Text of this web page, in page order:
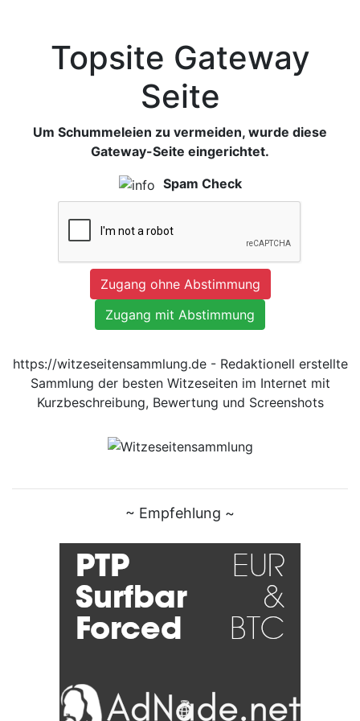
Topsite Gateway
Seite
Um Schummeleien zu vermeiden, wurde diese
Gateway-Seite eingerichtet.
Spam Check
Zugang ohne Abstimmung
Zugang mit Abstimmung
https://witzeseitensammlung.de - Redaktionell erstellte
Sammlung der besten Witzeseiten im Internet mit
Kurzbeschreibung, Bewertung und Screenshots
~ Empfehlung ~